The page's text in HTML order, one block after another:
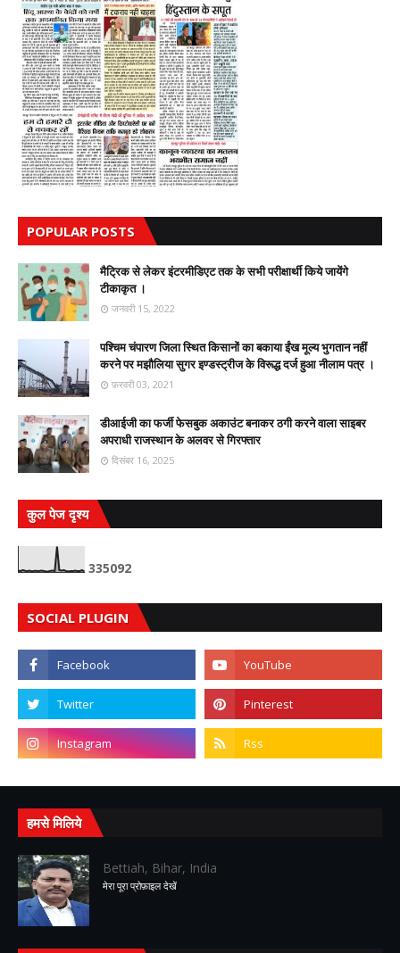
POPULAR POSTS
मैट्रिक से लेकर इंटरमीडिएट तक के सभी परीक्षार्थी किये जायेंगे
टीकाकृत ।
जनवरी 15, 2022
पश्चिम चंपारण जिला स्थित किसानों का बकाया ईंख मूल्य भुगतान नहीं
करने पर मझौलिया सुगर इण्डस्ट्रीज के विरूद्ध दर्ज हुआ नीलाम पत्र ।
फ़रवरी 03, 2021
डीआईजी का फर्जी फेसबुक अकाउंट बनाकर ठगी करने वाला साइबर
अपराधी राजस्थान के अलवर से गिरफ्तार
दिसंबर 16, 2025
कुल पेज दृश्य
335092
SOCIAL PLUGIN
हमसे मिलिये
Bettiah, Bihar, India
मेरा पूरा प्रोफ़ाइल देखें